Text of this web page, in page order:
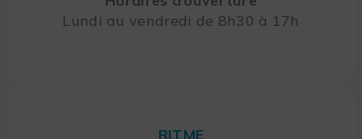
Lundi au vendredi de 8h30 à 17h
RITME